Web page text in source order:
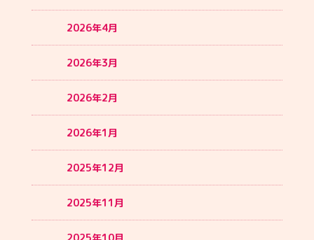
2026年4月
2026年3月
2026年2月
2026年1月
2025年12月
2025年11月
2025年10月